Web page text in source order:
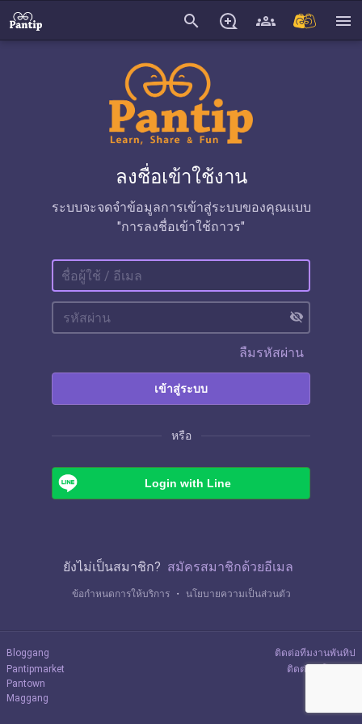
search menu
ลงชื่อเข้าใช้งาน
ระบบจะจดจำข้อมูลการเข้าสู่ระบบของคุณแบบ
"การลงชื่อเข้าใช้ถาวร"
visibility_off
ลืมรหัสผ่าน
เข้าสู่ระบบ
หรือ
Login with Line
ยังไม่เป็นสมาชิก? สมัครสมาชิกด้วยอีเมล
ข้อกำหนดการให้บริการ ・ นโยบายความเป็นส่วนตัว
Bloggang
Pantipmarket
Pantown
Maggang
ติดต่อทีมงานพันทิป
ติดต่อลงโฆษณา